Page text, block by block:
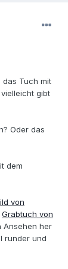
das Tuch mit
gibt
Oder das
dem
von
Grabtuch von
Ansehen her
runder und